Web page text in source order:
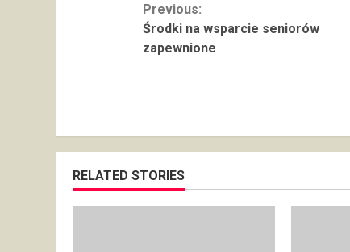
Continue
Reading
Previous:
Środki na wsparcie seniorów
zapewnione
RELATED STORIES